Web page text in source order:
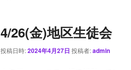
4/26(金)地区生徒会
投稿日時:2024年4月27日 投稿者:admin